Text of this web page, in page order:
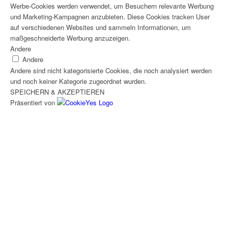
Werbe-Cookies werden verwendet, um Besuchern relevante Werbung
und Marketing-Kampagnen anzubieten. Diese Cookies tracken User
auf verschiedenen Websites und sammeln Informationen, um
maßgeschneiderte Werbung anzuzeigen.
Andere
Andere
Andere sind nicht kategorisierte Cookies, die noch analysiert werden
und noch keiner Kategorie zugeordnet wurden.
SPEICHERN & AKZEPTIEREN
Präsentiert von